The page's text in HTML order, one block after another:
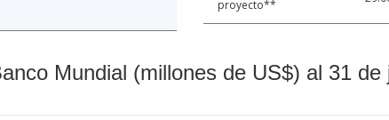
proyecto**
Mundial (millones de US$) al 31 de